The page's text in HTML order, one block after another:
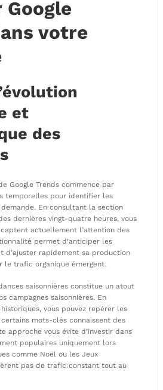
votre
et
des
Google Trends commence par
temporelles pour identifier les
En consultant la section
dernières vingt-quatre heures, vous
actuellement l’attention des
permet d’anticiper les
d’ajuster rapidement sa production
le trafic organique émergent.
saisonnières constitue un atout
campagnes saisonnières. En
vous pouvez repérer les
certains mots-clés connaissent des
approche vous évite d’investir dans
populaires uniquement lors
comme Noël ou les Jeux
pas de trafic constant tout au